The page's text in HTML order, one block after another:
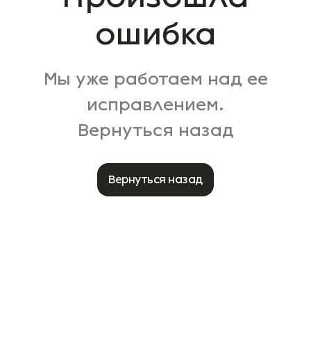
ошибка
Мы уже работаем над ее
исправлением.
Вернуться назад
Вернуться назад